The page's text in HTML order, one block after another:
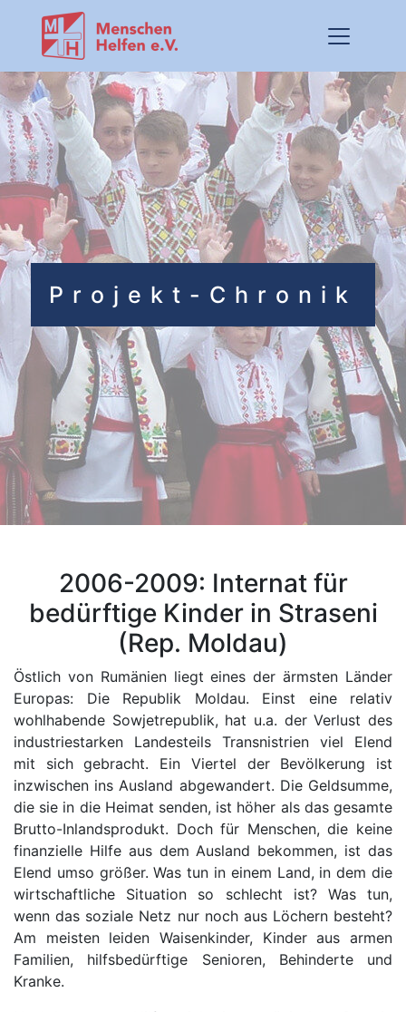
Projekt-Chronik
2006-2009: Internat für
bedürftige Kinder in Straseni
(Rep. Moldau)
Östlich von Rumänien liegt eines der ärmsten Länder
Europas: Die Republik Moldau. Einst eine relativ
wohlhabende Sowjetrepublik, hat u.a. der Verlust des
industriestarken Landesteils Transnistrien viel Elend
mit sich gebracht. Ein Viertel der Bevölkerung ist
inzwischen ins Ausland abgewandert. Die Geldsumme,
die sie in die Heimat senden, ist höher als das gesamte
Brutto-Inlandsprodukt. Doch für Menschen, die keine
finanzielle Hilfe aus dem Ausland bekommen, ist das
Elend umso größer. Was tun in einem Land, in dem die
wirtschaftliche Situation so schlecht ist? Was tun,
wenn das soziale Netz nur noch aus Löchern besteht?
Am meisten leiden Waisenkinder, Kinder aus armen
Familien, hilfsbedürftige Senioren, Behinderte und
Kranke.